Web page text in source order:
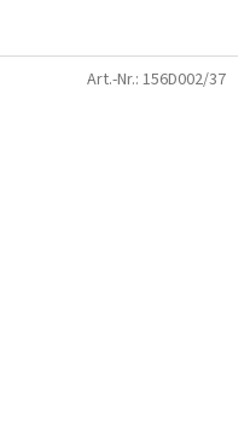
Art.-Nr.: 156D002/37